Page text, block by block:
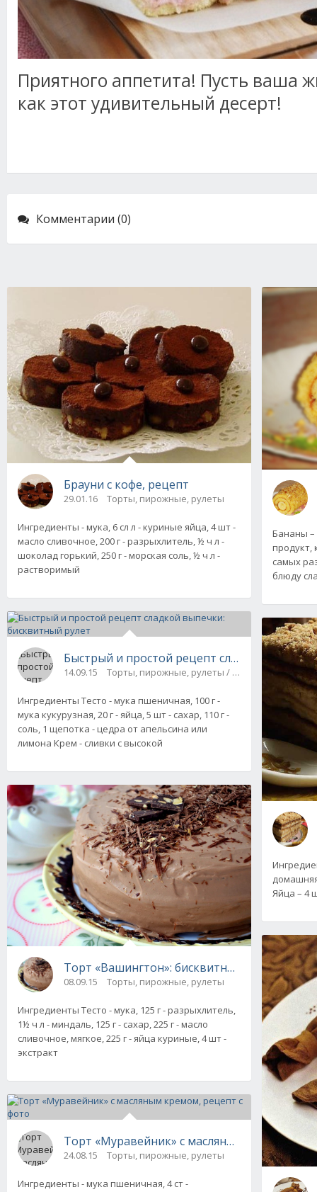
Приятного аппетита! Пусть ваша
как этот удивительный десерт!
Комментарии (0)
Брауни с кофе, рецепт
29.01.16 Торты, пирожные, рулеты
Ингредиенты - мука, 6 сл л - куриные яйца, 4 шт -
масло сливочное, 200 г - разрыхлитель, ½ ч л -
шоколад горький, 250 г - морская соль, ½ ч л -
растворимый
Быстрый и простой рецепт сладкой
14.09.15 Торты, пирожные, рулеты / На скорую руку
Ингредиенты Тесто - мука пшеничная, 100 г -
мука кукурузная, 20 г - яйца, 5 шт - сахар, 110 г -
соль, 1 щепотка - цедра от апельсина или
лимона Крем - сливки с высокой
Торт «Вашингтон»: бисквитный с заварным
08.09.15 Торты, пирожные, рулеты
Ингредиенты Тесто - мука, 125 г - разрыхлитель,
1½ ч л - миндаль, 125 г - сахар, 225 г - масло
сливочное, мягкое, 225 г - яйца куриные, 4 шт -
экстракт
Торт «Муравейник» с масляным кремом,
24.08.15 Торты, пирожные, рулеты
Ингредиенты - мука пшеничная, 4 ст -
Бананы –
продукт,
самых
блюду
Яйца – 4